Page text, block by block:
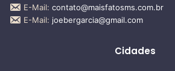
E-Mail: contato@maisfatosms.com.br
E-Mail: joebergarcia@gmail.com
Cidades